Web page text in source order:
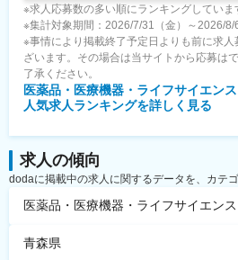
※求人応募数の多い順にランキングしていま
※集計対象期間：2026/7/31（金）～2026/8/6
※事情により掲載終了予定日よりも前に求
ざいます。その場合は当サイトから応募は
了承ください。
医薬品・医療機器・ライフサイエン
人気求人ランキングを詳しく見る
求人の傾向
dodaに掲載中の求人に関するデータを、カテ
医薬品・医療機器・ライフサイエン
青森県